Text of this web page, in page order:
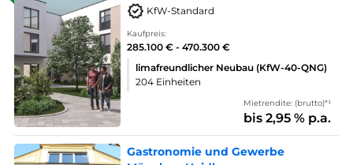
KfW-Standard
Kaufpreis:
285.100 € - 470.300 €
limafreundlicher Neubau (KfW-40-QNG)
204 Einheiten
Mietrendite: (brutto)*¹
bis 2,95 % p.a.
Gastronomie und Gewerbe